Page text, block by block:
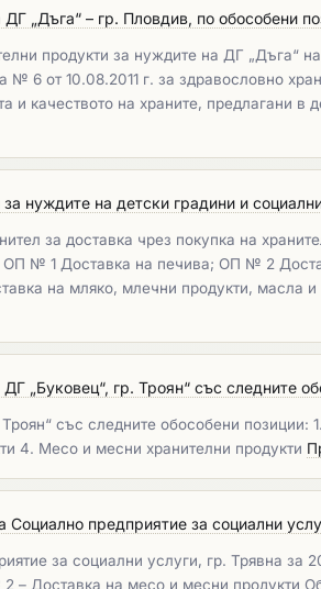
„Дъга“ – гр. Пловдив, по обособени
продукти за нуждите на ДГ
6 от 10.08.2011 г. за здравословно
качеството на храните, предлагани в
нуждите на детски градини и
за доставка чрез покупка на
ОП № 1 Доставка на печива; ОП № 2
на мляко, млечни продукти, масла
„Буковец“, гр. Троян“ със следните
със следните обособени
4. Месо и месни хранителни продукти
предприятие за социални
за социални услуги, гр. Трявна
– Доставка на месо и месни продукти